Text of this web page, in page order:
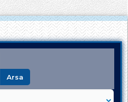
Arsa